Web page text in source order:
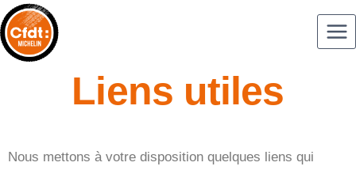
Liens utiles
Nous mettons à votre disposition quelques liens qui